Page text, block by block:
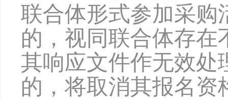
联合体形式参加采购
的，视同联合体存
其响应文件作无效处
的，将取消其报名资